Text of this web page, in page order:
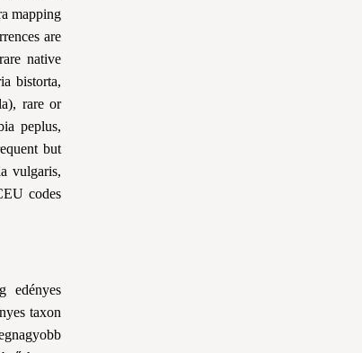
mapping
are
native
bistorta,
rare or
peplus,
but
vulgaris,
codes
edényes
taxon